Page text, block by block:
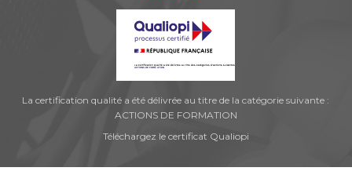
La certification qualité a été délivrée au titre de la catégorie suivante :
ACTIONS DE FORMATION
Téléchargez le certificat Qualiopi